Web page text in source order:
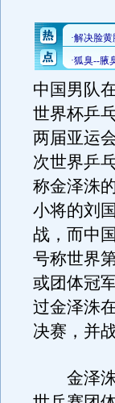
中国男队
世界杯乒
两届亚运
次世界乒
称金泽洙
小将的刘
战，而中
号称世界
或团体冠
过金泽洙
决赛，并
金泽洙